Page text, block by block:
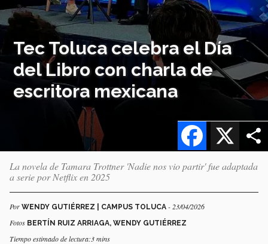
Tec Toluca celebra el Día
del Libro con charla de
escritora mexicana
X
Facebook
La novela de Tamara Trottner 'Nadie nos vio partir' fue adaptada
a serie por Netflix en 2025
Por WENDY GUTIÉRREZ | CAMPUS TOLUCA - 23/04/2026
Fotos BERTÍN RUIZ ARRIAGA, WENDY GUTIÉRREZ
Tiempo estimado de lectura:3 mins